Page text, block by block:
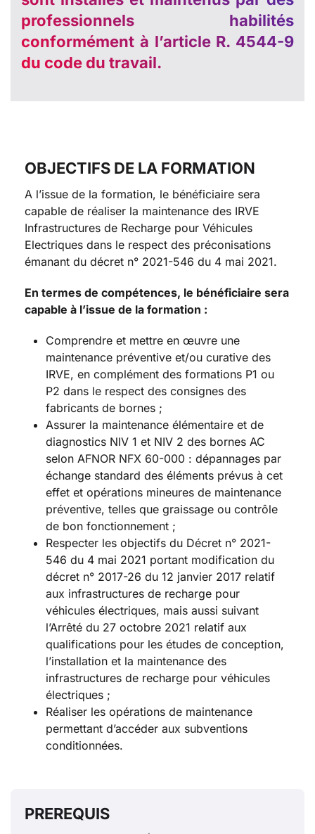
professionnels habilités
conformément à l’article R. 4544-9
du code du travail.
OBJECTIFS DE LA FORMATION
A l’issue de la formation, le bénéficiaire sera
capable de réaliser la maintenance des IRVE
Infrastructures de Recharge pour Véhicules
Electriques dans le respect des préconisations
émanant du décret n° 2021-546 du 4 mai 2021.
En termes de compétences, le bénéficiaire sera
capable à l’issue de la formation :
Comprendre et mettre en œuvre une
maintenance préventive et/ou curative des
IRVE, en complément des formations P1 ou
P2 dans le respect des consignes des
fabricants de bornes ;
Assurer la maintenance élémentaire et de
diagnostics NIV 1 et NIV 2 des bornes AC
selon AFNOR NFX 60-000 : dépannages par
échange standard des éléments prévus à cet
effet et opérations mineures de maintenance
préventive, telles que graissage ou contrôle
de bon fonctionnement ;
Respecter les objectifs du Décret n° 2021-
546 du 4 mai 2021 portant modification du
décret n° 2017-26 du 12 janvier 2017 relatif
aux infrastructures de recharge pour
véhicules électriques, mais aussi suivant
l’Arrêté du 27 octobre 2021 relatif aux
qualifications pour les études de conception,
l’installation et la maintenance des
infrastructures de recharge pour véhicules
électriques ;
Réaliser les opérations de maintenance
permettant d’accéder aux subventions
conditionnées.
PREREQUIS